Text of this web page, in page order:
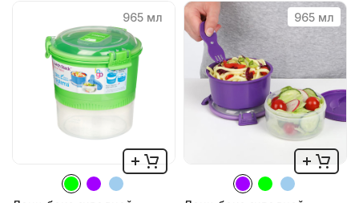
965 мл 965 мл